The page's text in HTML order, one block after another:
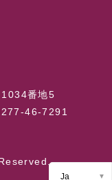
1034番地5
46-7291
Ja